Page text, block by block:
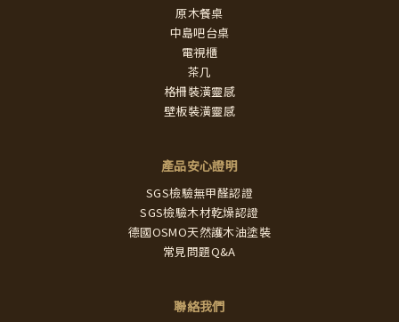
原木餐桌
中島吧台桌
電視櫃
茶几
格柵裝潢靈感
壁板裝潢靈感
產品安心證明
SGS檢驗無甲醛認證
SGS檢驗木材乾燥認證
德國OSMO天然護木油塗裝
常見問題Q&A
聯絡我們